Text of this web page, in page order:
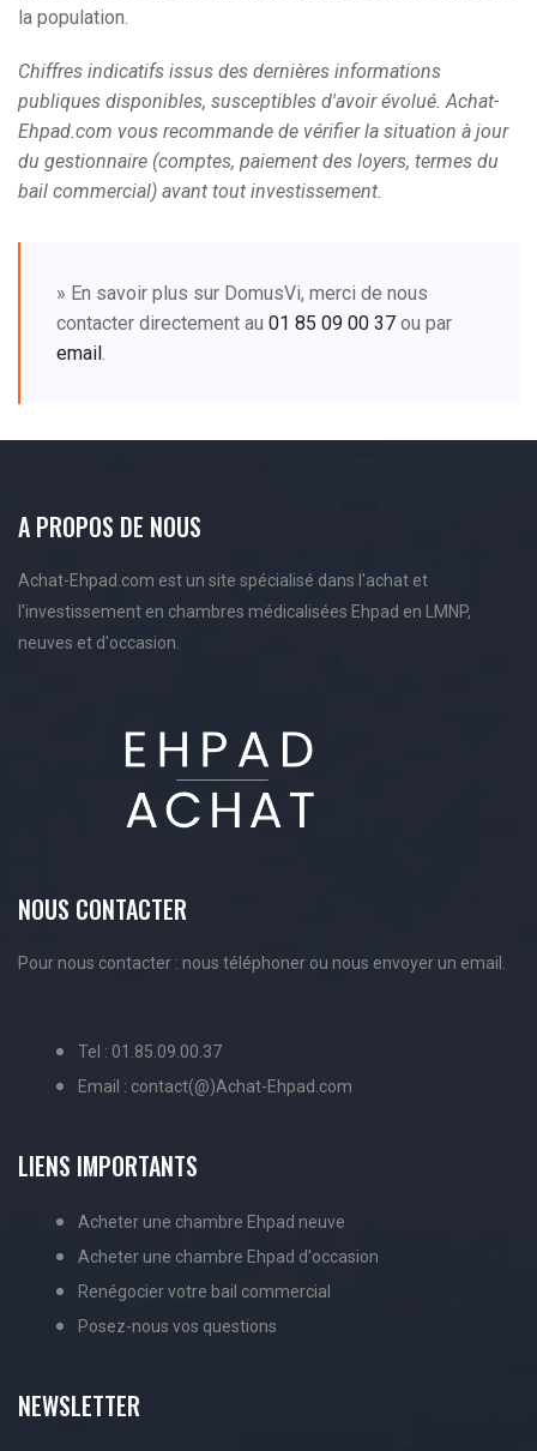
la population.
Chiffres indicatifs issus des dernières informations
publiques disponibles, susceptibles d'avoir évolué. Achat-
Ehpad.com vous recommande de vérifier la situation à jour
du gestionnaire (comptes, paiement des loyers, termes du
bail commercial) avant tout investissement.
» En savoir plus sur DomusVi, merci de nous
contacter directement au 01 85 09 00 37 ou par
email
A PROPOS DE NOUS
Achat-Ehpad.com est un site spécialisé dans l'achat et
l'investissement en chambres médicalisées Ehpad en LMNP,
neuves et d'occasion.
NOUS CONTACTER
Pour nous contacter : nous téléphoner ou nous envoyer un email.
Tel : 01.85.09.00.37
Email : contact(@)Achat-Ehpad.com
LIENS IMPORTANTS
Acheter une chambre Ehpad neuve
Acheter une chambre Ehpad d'occasion
Renégocier votre bail commercial
Posez-nous vos questions
NEWSLETTER